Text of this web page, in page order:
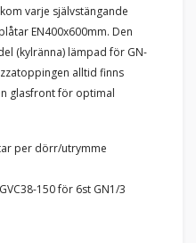
varje självstängande
EN400x600mm. Den
(kylränna) lämpad för GN-
alltid finns
glasfront för optimal
per dörr/utrymme
150 för 6st GN1/3